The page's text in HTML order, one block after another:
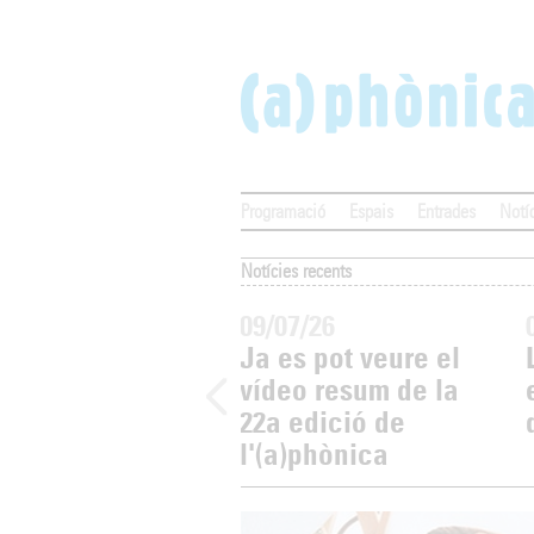
Notícies recents
Ja es pot veure el
vídeo resum de la
22a edició de
l'(a)phònica